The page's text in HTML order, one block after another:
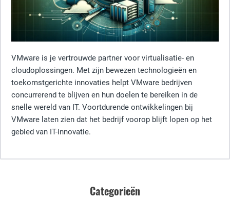
VMware is je vertrouwde partner voor virtualisatie- en
cloudoplossingen. Met zijn bewezen technologieën en
toekomstgerichte innovaties helpt VMware bedrijven
concurrerend te blijven en hun doelen te bereiken in de
snelle wereld van IT. Voortdurende ontwikkelingen bij
VMware laten zien dat het bedrijf voorop blijft lopen op het
gebied van IT-innovatie.
Categorieën